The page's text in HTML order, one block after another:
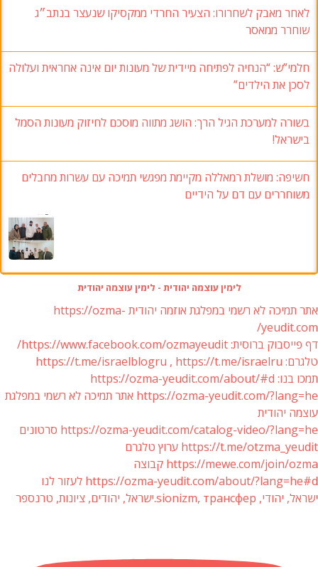
לאחר מאבק לשחרורו: הצעיר החרדי ממקסיקו שנעצר בנתב״ג
שוחרר ממאסר
חלמי”ש: “הנחיה לפתיחה מיידית של מעונות יום אינה אחראית ועלולה
לסכן את הילדים”
בשורה למערכת הגיל הרך: הושג מתווה מוסכם לחיזוק מעונות הסמל
בישראל!
חשיפה: מושלת רמאללה מקיימת מפגשי תמיכה עם עשרות מחבלים
משוחררים עם דם על הידיים
לימין עוצמה יהודית - לימין עוצמה יהודית
אתר תמיכה לא רשמי במפלגת אוזמה יהודית https://ozma-
yeudit.com/
דף פייסבוק ברוסית: https://www.facebook.com/ozmayeudit/
טלגרם: https://t.me/israelblogru , https://t.me/israelru
תמכו בנו: https://ozma-yeudit.com/about/#d
https://ozma-yeudit.com/?lang=he אתר תמיכה לא רשמי במפלגת
עוצמה יהודית
https://ozma-yeudit.com/catalog-video/?lang=he סרטונים
https://t.me/otzma_yeudit ערוץ טלגרם
https://mewe.com/join/ozma קבוצה
https://ozma-yeudit.com/about/?lang=he#d לעזור לנו
ישראל, יהודי, sionizm, трансфер.ישראל, יהודים, ציונות, טרנספר